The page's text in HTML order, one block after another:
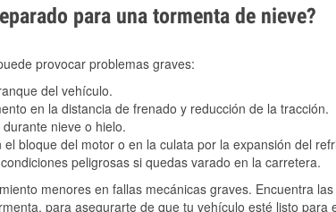
para una tormenta de nieve?
provocar problemas graves:
del vehículo.
en la distancia de frenado y reducción de la tracción.
nieve o hielo.
bloque del motor o en la culata por la expansión del
peligrosas si quedas varado en la carretera.
menores en fallas mecánicas graves. Encuentra
para asegurarte de que tu vehículo esté listo para